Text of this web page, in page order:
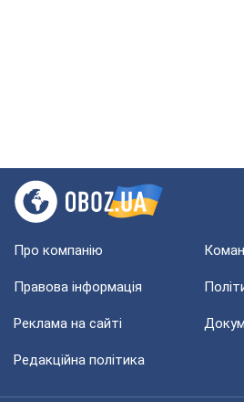
Про компанію
Правова інформація
Реклама на сайті
Редакційна політика